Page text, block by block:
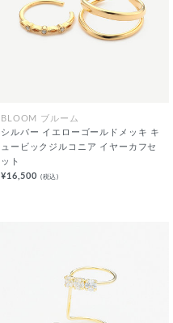
BLOOM ブルーム
シルバー イエローゴールドメッキ キ
ュービックジルコニア イヤーカフセ
ット
¥16,500 (税込)